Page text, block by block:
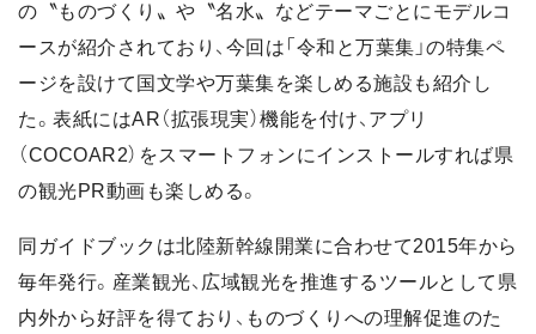
の〝ものづくり〟や〝名水〟などテーマごとにモデルコ
ースが紹介されており、今回は「令和と万葉集」の特集ペ
ージを設けて国文学や万葉集を楽しめる施設も紹介し
た。表紙にはAR（拡張現実）機能を付け、アプリ
（COCOAR2）をスマートフォンにインストールすれば県
の観光PR動画も楽しめる。
同ガイドブックは北陸新幹線開業に合わせて2015年から
毎年発行。産業観光、広域観光を推進するツールとして県
内外から好評を得ており、ものづくりへの理解促進のた